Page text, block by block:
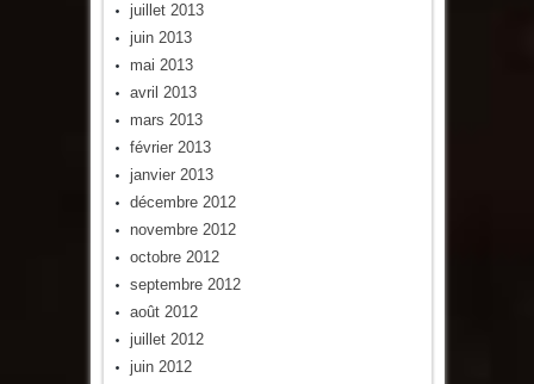
juillet 2013
juin 2013
mai 2013
avril 2013
mars 2013
février 2013
janvier 2013
décembre 2012
novembre 2012
octobre 2012
septembre 2012
août 2012
juillet 2012
juin 2012